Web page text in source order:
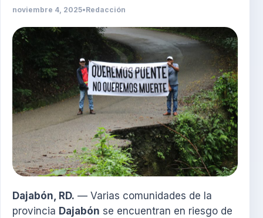
noviembre 4, 2025•Redacción
Dajabón, RD. — Varias comunidades de la
provincia Dajabón se encuentran en riesgo de